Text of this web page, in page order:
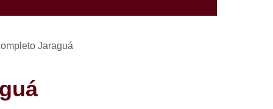
Perto de Mim Heliópolis
Frito Vila Liviero
Jaraguá